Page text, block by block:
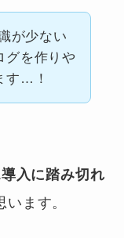
が少ない
グを作りや
す…！
入に踏み切れ
います。